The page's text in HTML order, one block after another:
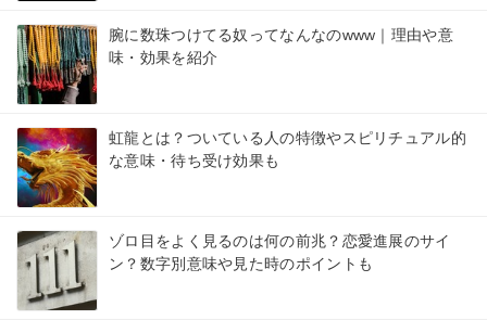
腕に数珠つけてる奴ってなんなのwww｜理由や意
味・効果を紹介
虹龍とは？ついている人の特徴やスピリチュアル的
な意味・待ち受け効果も
ゾロ目をよく見るのは何の前兆？恋愛進展のサイ
ン？数字別意味や見た時のポイントも